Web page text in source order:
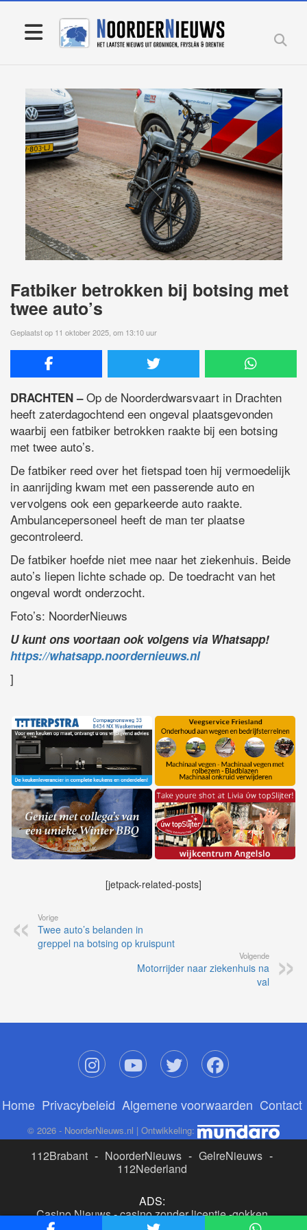
Fatbiker betrokken bij botsing met
twee auto’s
Geplaatst op 11 oktober 2025, om 13:10 uur
DRACHTEN –Op de Noorderdwarsvaart in Drachten
heeft zaterdagochtend een ongeval plaatsgevonden
waarbij een fatbiker betrokken raakte bij een botsing
met twee auto’s.
De fatbiker reed over het fietspad toen hij vermoedelijk
in aanrijding kwam met een passerende auto en
vervolgens ook een geparkeerde auto raakte.
Ambulancepersoneel heeft de man ter plaatse
gecontroleerd.
De fatbiker hoefde niet mee naar het ziekenhuis. Beide
auto’s liepen lichte schade op. De toedracht van het
ongeval wordt onderzocht.
Foto’s: NoorderNieuws
U kunt ons voortaan ook volgens via Whatsapp!
https://whatsapp.noordernieuws.nl
]
[jetpack-related-posts]
Vorige
Twee auto’s belanden in
greppel na botsing op kruispunt
Volgende
Motorrijder naar ziekenhuis na
val
Home Privacybeleid Algemene voorwaarden Contact
© 2026 - NoorderNieuws.nl | Ontwikkeling:
112Brabant - NoorderNieuws - GelreNieuws -
112Nederland
ADS:
Casino Nieuws-casino zonder licentie-gokken